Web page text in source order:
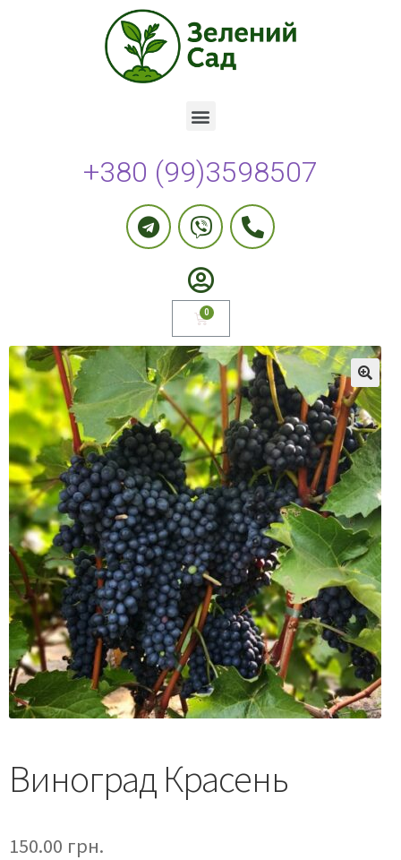
+380 (99)3598507
🔍
Виноград Красень
150.00 грн.